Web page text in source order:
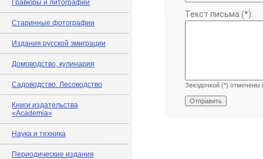
Гравюры и литографии
Старинные фотографии
Издания русской эмиграции
Домоводство, кулинария
Садоводство. Лесоводство
Книги издательства
«Academia»
Наука и техника
Периодические издания
Текст письма (*):
Звездочкой (*) отмечены